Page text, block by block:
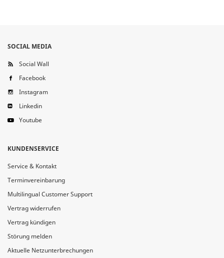
SOCIAL MEDIA
Social Wall
Facebook
Instagram
Linkedin
Youtube
KUNDENSERVICE
Service & Kontakt
Terminvereinbarung
Multilingual Customer Support
Vertrag widerrufen
Vertrag kündigen
Störung melden
Aktuelle Netzunterbrechungen